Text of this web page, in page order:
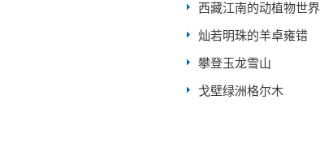
西藏江南的动植物世界
灿若明珠的羊卓雍错
攀登玉龙雪山
戈壁绿洲格尔木